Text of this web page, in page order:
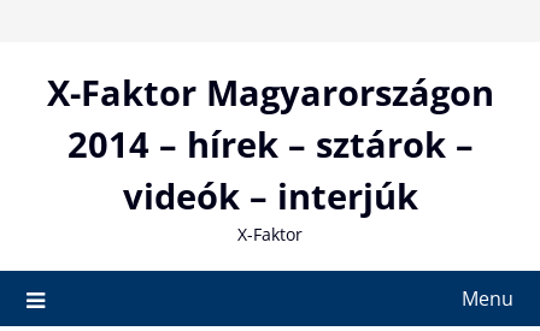
contentX-Faktor Magyarországon
2014 – hírek – sztárok –
videók – interjúk
X-Faktor
Menu